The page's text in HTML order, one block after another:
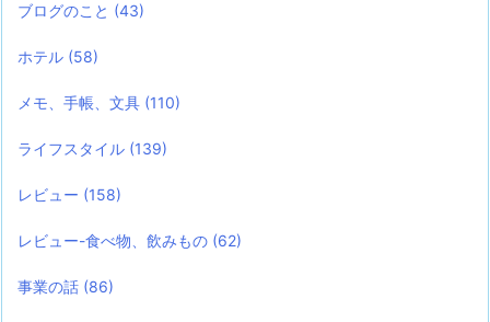
ブログのこと (43)
ホテル (58)
メモ、手帳、文具 (110)
ライフスタイル (139)
レビュー (158)
レビュー-食べ物、飲みもの (62)
事業の話 (86)